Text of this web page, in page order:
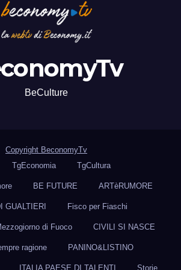
BeCulture
Copyright BeconomyTv
TgEconomia TgCultura
BE FUTURE ARTèRUMORE
GUALTIERI Fisco per Fiaschi
di Fuoco CIVILI SI NASCE
ragione PANINO&LISTINO
ITALIA PAESE DI TALENTI Storie